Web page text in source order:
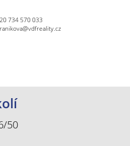
734 570 033
50